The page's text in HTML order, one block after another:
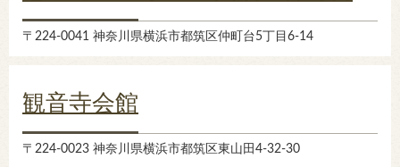
〒224-0041 神奈川県横浜市都筑区仲町台5丁目6-14
観音寺会館
〒224-0023 神奈川県横浜市都筑区東山田4-32-30